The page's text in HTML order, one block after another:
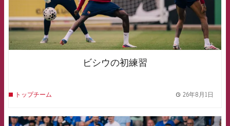
ビシウの初練習
トップチーム 26年8月1日
FCB Barcelona badge